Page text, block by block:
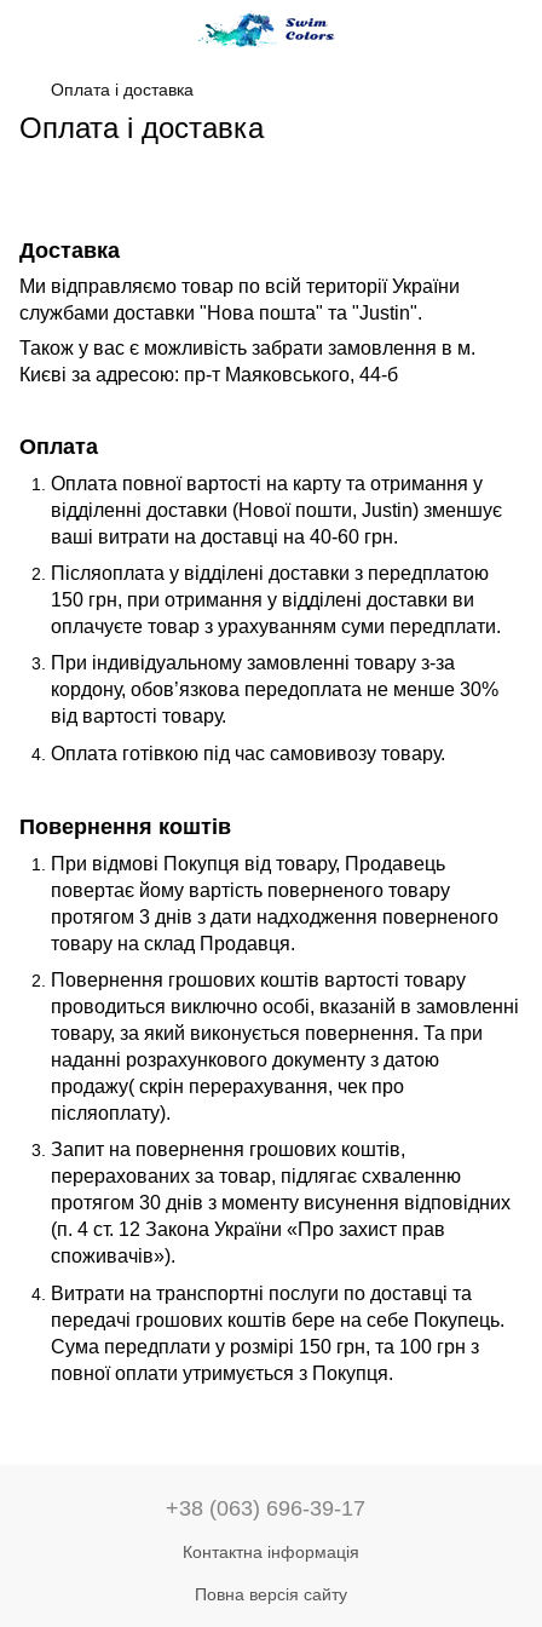
Оплата і доставка
Оплата і доставка
Доставка
Ми відправляємо товар по всій території України
службами доставки "Нова пошта" та "Justin".
Також у вас є можливість забрати замовлення в м.
Києві за адресою: пр-т Маяковського, 44-б
Оплата
Оплата повної вартості на карту та отримання у
відділенні доставки (Нової пошти, Justin) зменшує
ваші витрати на доставці на 40-60 грн.
Післяоплата у відділені доставки з передплатою
150 грн, при отримання у відділені доставки ви
оплачуєте товар з урахуванням суми передплати.
При індивідуальному замовленні товару з-за
кордону, обов’язкова передоплата не менше 30%
від вартості товару.
Оплата готівкою під час самовивозу товару.
Повернення коштів
При відмові Покупця від товару, Продавець
повертає йому вартість поверненого товару
протягом 3 днів з дати надходження поверненого
товару на склад Продавця.
Повернення грошових коштів вартості товару
проводиться виключно особі, вказаній в замовленні
товару, за який виконується повернення. Та при
наданні розрахункового документу з датою
продажу( скрін перерахування, чек про
післяоплату).
Запит на повернення грошових коштів,
перерахованих за товар, підлягає схваленню
протягом 30 днів з моменту висунення відповідних
(п. 4 ст. 12 Закона України «Про захист прав
споживачів»).
Витрати на транспортні послуги по доставці та
передачі грошових коштів бере на себе Покупець.
Сума передплати у розмірі 150 грн, та 100 грн з
повної оплати утримується з Покупця.
+38 (063) 696-39-17
Контактна інформація
Повна версія сайту